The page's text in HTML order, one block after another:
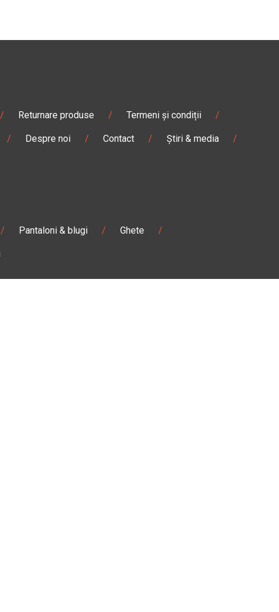
/ Returnare produse / Termeni și condiții /
/ Despre noi / Contact / Știri & media /
/ Pantaloni & blugi / Ghete /